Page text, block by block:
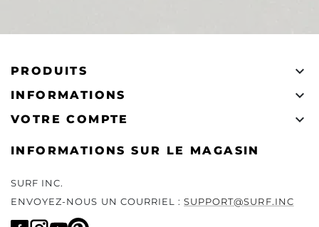
PRODUITS 
INFORMATIONS 
VOTRE COMPTE 
INFORMATIONS SUR LE MAGASIN
SURF INC.
ENVOYEZ-NOUS UN COURRIEL :SUPPORT@SURF.INC